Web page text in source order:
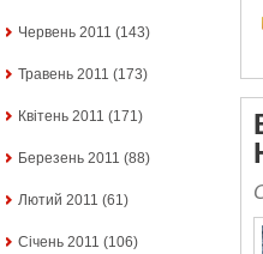
Червень 2011 (143)
Травень 2011 (173)
Квітень 2011 (171)
Березень 2011 (88)
Лютий 2011 (61)
Січень 2011 (106)